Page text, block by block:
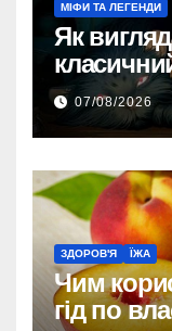
МІФИ ТА ЛЕГЕНДИ
Як
07/08/2026
ЗДОРОВ'Я ЇЖА
Чим
гід по